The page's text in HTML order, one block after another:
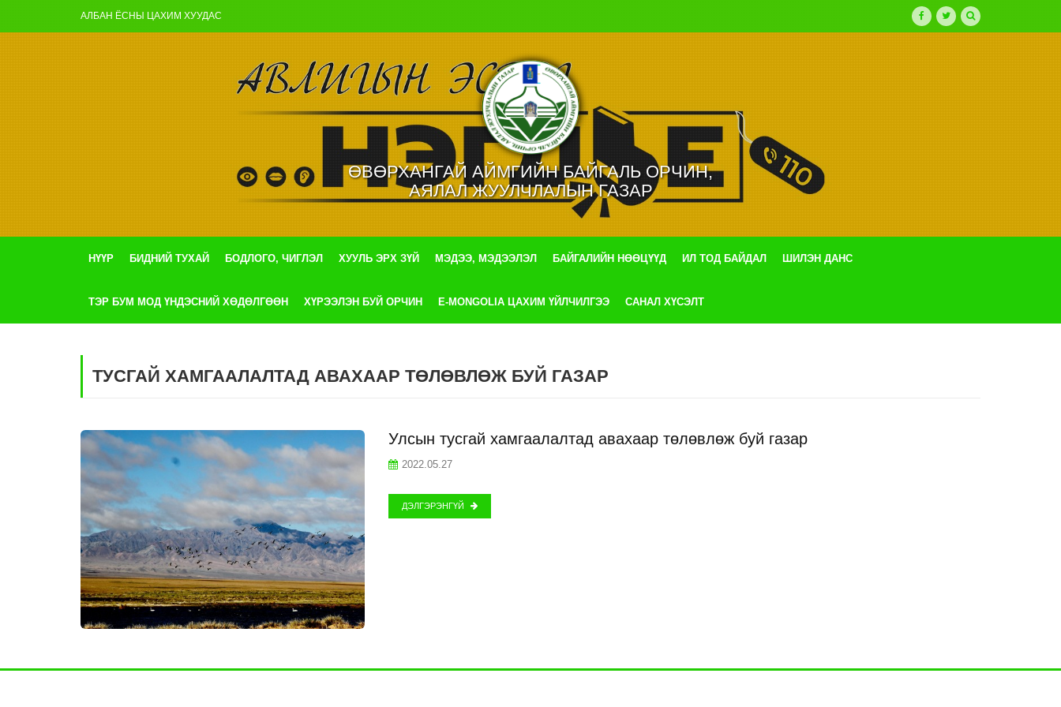
АЛБАН ЁСНЫ ЦАХИМ ХУУДАС
ӨВӨРХАНГАЙ АЙМГИЙН БАЙГАЛЬ ОРЧИН,
АЯЛАЛ ЖУУЛЧЛАЛЫН ГАЗАР
НҮҮР БИДНИЙ ТУХАЙ БОДЛОГО, ЧИГЛЭЛ ХУУЛЬ ЭРХ ЗҮЙ МЭДЭЭ, МЭДЭЭЛЭЛ БАЙГАЛИЙН НӨӨЦҮҮД ИЛ ТОД БАЙДАЛ ШИЛЭН ДАНС
ТЭР БУМ МОД ҮНДЭСНИЙ ХӨДӨЛГӨӨН ХҮРЭЭЛЭН БУЙ ОРЧИН E-MONGOLIA ЦАХИМ ҮЙЛЧИЛГЭЭ САНАЛ ХҮСЭЛТ
ТУСГАЙ ХАМГААЛАЛТАД АВАХААР ТӨЛӨВЛӨЖ БУЙ ГАЗАР
Улсын тусгай хамгаалалтад авахаар төлөвлөж буй газар
2022.05.27
ДЭЛГЭРЭНГҮЙ